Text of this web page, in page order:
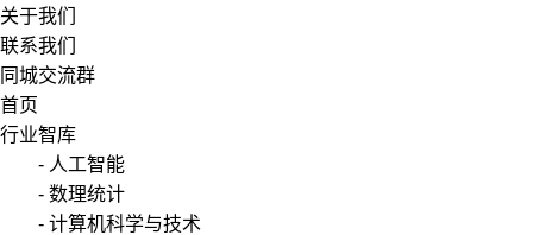
关于我们
联系我们
同城交流群
首页
行业智库
- 人工智能
- 数理统计
- 计算机科学与技术